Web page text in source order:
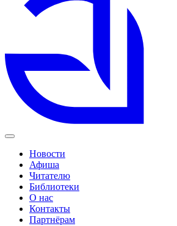
Новости
Афиша
Читателю
Библиотеки
О нас
Контакты
Партнёрам